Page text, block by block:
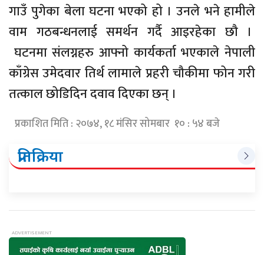
गाउँ पुगेका बेला घटना भएको हो । उनले भने हामीले
वाम गठबन्धनलाई समर्थन गर्दै आइरहेका छौ ।
घटनमा संलग्नहरु आफ्नो कार्यकर्ता भएकाले नेपाली
काँग्रेस उमेदवार तिर्थ लामाले प्रहरी चौकीमा फोन गरी
तत्काल छोडिदिन दवाव दिएका छन् ।
प्रकाशित मिति : २०७४, १८ मंसिर सोमबार १० : ५४ बजे
प्रतिक्रिया